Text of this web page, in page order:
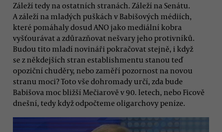
Záleží tedy na ostatních stranách. Záleží na Senátu.
A záleží na mladých puškách v Babišových médiích,
které pomáhaly dosud ANO jako mediální kobra
vyšťourávat a zdůrazňovat nešvary jeho protivníků.
Budou tito mladí novináři pokračovat stejně, i když
se z někdejších stran establishmentu stanou teď
opoziční chuděry, nebo zaměří pozornost na novou
stranu moci? Toto vše dohromady určí, zda bude
Babišova moc bližší Mečiarově v 90. letech, nebo Ficově
dnešní, tedy když odpočteme oligarchovy peníze.